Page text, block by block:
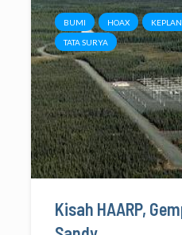
BUMI HOAX
TATA SURYA
Kisah HAARP,